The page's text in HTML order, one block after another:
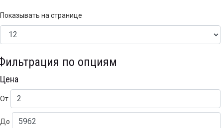
Показывать на странице
по опциям
Цена
От
До